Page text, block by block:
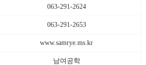
063-291-2624
063-291-2653
www.samrye.ms.kr
남여공학